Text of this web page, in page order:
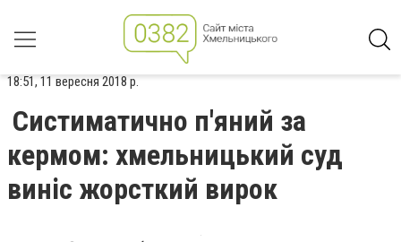
18:51, 11 вересня 2018 р.
Систиматично п'яний за
кермом: хмельницький суд
виніс жорсткий вирок